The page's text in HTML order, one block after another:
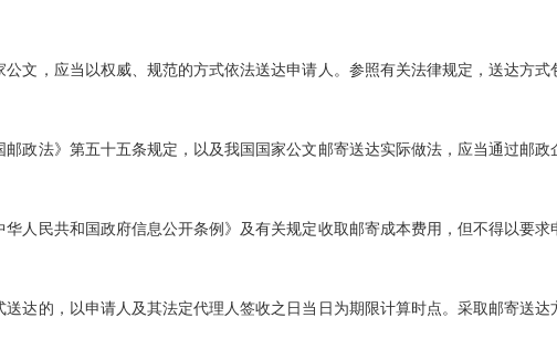
，应当以权威、规范的方式依法送达申请人。参照有关法律规定，送达方式
法》第五十五条规定，以及我国国家公文邮寄送达实际做法，应当通过邮政
民共和国政府信息公开条例》及有关规定收取邮寄成本费用，但不得以要求
的，以申请人及其法定代理人签收之日当日为期限计算时点。采取邮寄送达